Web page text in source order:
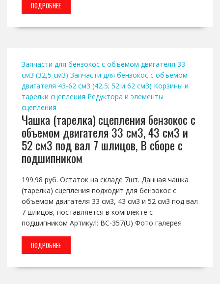
ПОДРОБНЕЕ
Запчасти для бензокос с объемом двигателя 33
см3 (32,5 см3) Запчасти для бензокос с объемом
двигателя 43-62 см3 (42,5; 52 и 62 см3) Корзины и
тарелки сцепления Редуктора и элементы
сцепления
Чашка (тарелка) сцепления бензокос с
объемом двигателя 33 см3, 43 см3 и
52 см3 под вал 7 шлицов, В сборе с
подшипником
199.98 руб. Остаток на складе 7шт. Данная чашка
(тарелка) сцепления подходит для бензокос с
объемом двигателя 33 см3, 43 см3 и 52 см3 под вал
7 шлицов, поставляется в комплекте с
подшипником Артикул: BC-357(U) Фото галерея
ПОДРОБНЕЕ